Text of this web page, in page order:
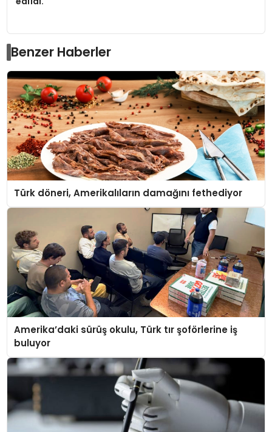
Benzer Haberler
Türk döneri, Amerikalıların damağını fethediyor
Amerika’daki sürüş okulu, Türk tır şoförlerine iş
buluyor